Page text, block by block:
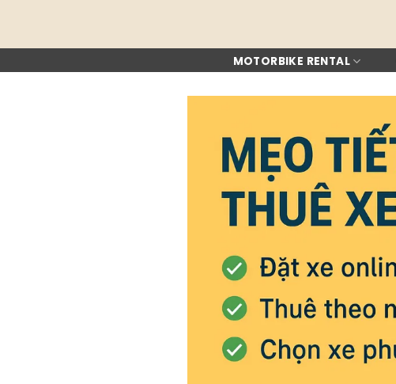
content
MOTORBIKE RENTAL